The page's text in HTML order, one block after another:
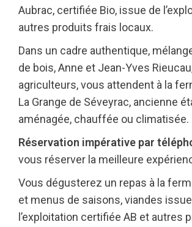
Aubrac, certifiée Bio, issue de
autres produits frais locaux.
Dans un cadre authentique,
de bois, Anne et Jean-Yves
agriculteurs, vous attendent à la
La Grange de Séveyrac, ancienne
aménagée, chauffée ou climatisée.
Réservation impérative par
vous réserver la meilleure
Vous dégusterez un repas à la
et menus de saisons, viandes
l’exploitation certifiée AB et autres